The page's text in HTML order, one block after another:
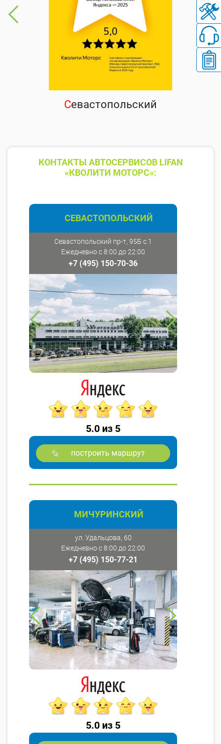
Севастопольский
КОНТАКТЫ АВТОСЕРВИСОВ LIFAN
«КВОЛИТИ МОТОРС»:
СЕВАСТОПОЛЬСКИЙ
Севастопольский пр-т, 95Б с.1
Ежедневно с 8:00 до 22:00
+7 (495) 150-70-36
5.0 из 5
построить маршрут
МИЧУРИНСКИЙ
ул. Удальцова, 60
Ежедневно с 8:00 до 22:00
+7 (495) 150-77-21
5.0 из 5